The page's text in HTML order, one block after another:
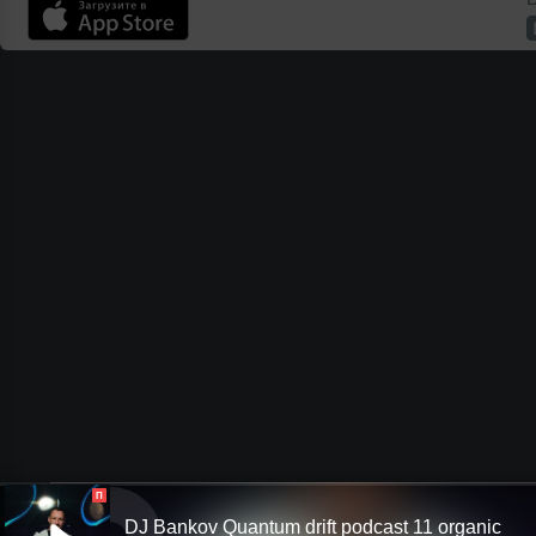
П
DJ Bankov Quantum drift podcast 11 organic